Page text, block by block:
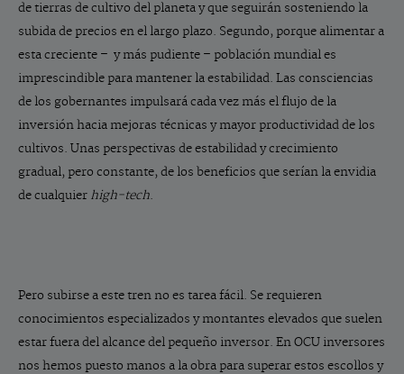
de tierras de cultivo del planeta y que seguirán sosteniendo la
subida de precios en el largo plazo. Segundo, porque alimentar a
esta creciente – y más pudiente – población mundial es
imprescindible para mantener la estabilidad. Las consciencias
de los gobernantes impulsará cada vez más el flujo de la
inversión hacia mejoras técnicas y mayor productividad de los
cultivos. Unas perspectivas de estabilidad y crecimiento
gradual, pero constante, de los beneficios que serían la envidia
de cualquier high-tech.
Pero subirse a este tren no es tarea fácil. Se requieren
conocimientos especializados y montantes elevados que suelen
estar fuera del alcance del pequeño inversor. En OCU inversores
nos hemos puesto manos a la obra para superar estos escollos y